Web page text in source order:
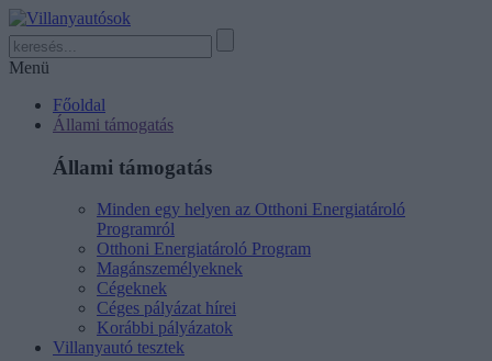
Menü
Főoldal
Állami támogatás
Állami támogatás
Minden egy helyen az Otthoni Energiatároló
Programról
Otthoni Energiatároló Program
Magánszemélyeknek
Cégeknek
Céges pályázat hírei
Korábbi pályázatok
Villanyautó tesztek